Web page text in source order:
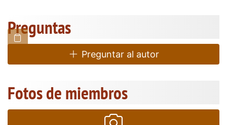
Preguntas
Preguntar al autor
Fotos de miembros